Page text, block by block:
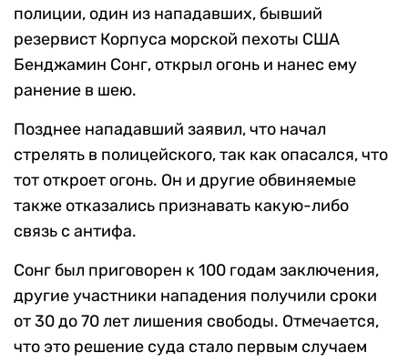
полиции, один из нападавших, бывший
резервист Корпуса морской пехоты США
Бенджамин Сонг, открыл огонь и нанес ему
ранение в шею.
Позднее нападавший заявил, что начал
стрелять в полицейского, так как опасался, что
тот откроет огонь. Он и другие обвиняемые
также отказались признавать какую-либо
связь с антифа.
Сонг был приговорен к 100 годам заключения,
другие участники нападения получили сроки
от 30 до 70 лет лишения свободы. Отмечается,
что это решение суда стало первым случаем